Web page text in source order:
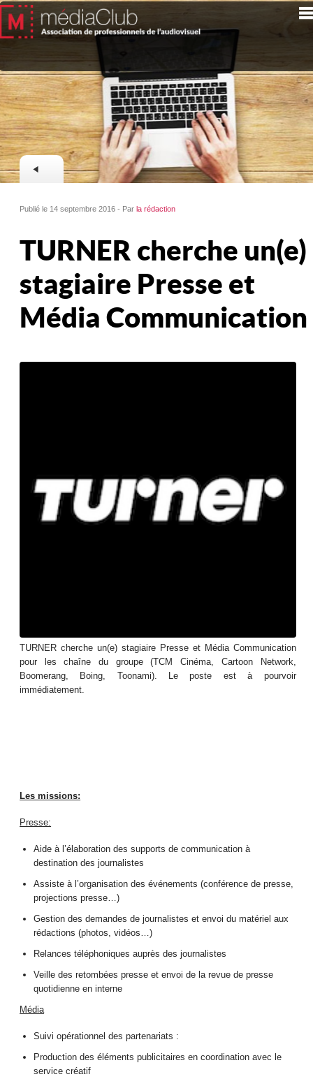
Publié le 14 septembre 2016 - Parla rédaction
TURNER cherche un(e)
stagiaire Presse et
Média Communication
TURNER cherche un(e) stagiaire Presse et Média Communication
pour les chaîne du groupe (TCM Cinéma, Cartoon Network,
Boomerang, Boing, Toonami). Le poste est à pourvoir
immédiatement.
Les missions:
Presse:
Aide à l’élaboration des supports de communication à
destination des journalistes
Assiste à l’organisation des événements (conférence de presse,
projections presse…)
Gestion des demandes de journalistes et envoi du matériel aux
rédactions (photos, vidéos…)
Relances téléphoniques auprès des journalistes
Veille des retombées presse et envoi de la revue de presse
quotidienne en interne
Média
Suivi opérationnel des partenariats :
Production des éléments publicitaires en coordination avec le
service créatif